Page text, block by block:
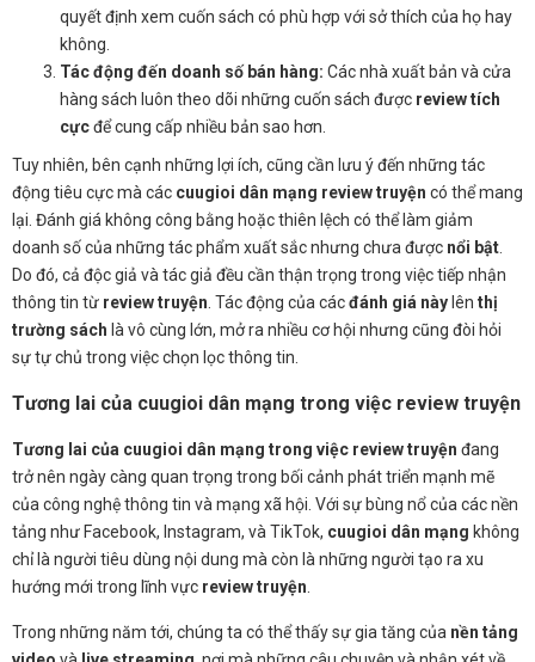
quyết định xem cuốn sách có phù hợp với sở thích của họ hay
không.
Tác động đến doanh số bán hàng: Các nhà xuất bản và cửa
hàng sách luôn theo dõi những cuốn sách được review tích
cựcđể cung cấp nhiều bản sao hơn.
Tuy nhiên, bên cạnh những lợi ích, cũng cần lưu ý đến những tác
động tiêu cực mà các cuugioi dân mạng review truyện có thể mang
lại. Đánh giá không công bằng hoặc thiên lệch có thể làm giảm
doanh số của những tác phẩm xuất sắc nhưng chưa được nổi bật
Do đó, cả độc giả và tác giả đều cần thận trọng trong việc tiếp nhận
thông tin từ review truyện . Tác động của cácđánh giá này lên thị
trường sách là vô cùng lớn, mở ra nhiều cơ hội nhưng cũng đòi hỏi
sự tự chủ trong việc chọn lọc thông tin.
Tương lai của cuugioi dân mạng trong việc review truyện
Tương lai của cuugioi dân mạng trong việc review truyện đang
trở nên ngày càng quan trọng trong bối cảnh phát triển mạnh mẽ
của công nghệ thông tin và mạng xã hội. Với sự bùng nổ của các nền
tảng như Facebook, Instagram, và TikTok, cuugioi dân mạng không
chỉ là người tiêu dùng nội dung mà còn là những người tạo ra xu
hướng mới trong lĩnh vực review truyện
Trong những năm tới, chúng ta có thể thấy sự gia tăng của nền tảng